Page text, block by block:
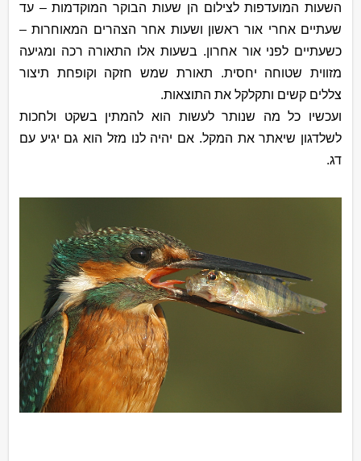
השעות המועדפות לצילום הן שעות הבוקר המוקדמות – עד
שעתיים אחרי אור ראשון ושעות אחר הצהרים המאוחרות –
כשעתיים לפני אור אחרון. בשעות אלו התאורה רכה ומגיעה
מזווית שטוחה יחסית. תאורת שמש חזקה וקופחת תיצור
צללים קשים ותקלקל את התוצאות.
ועכשיו כל מה שנותר לעשות הוא להמתין בשקט ולחכות
לשלדגון שיאתר את המקל. אם יהיה לנו מזל הוא גם יגיע עם
דג.